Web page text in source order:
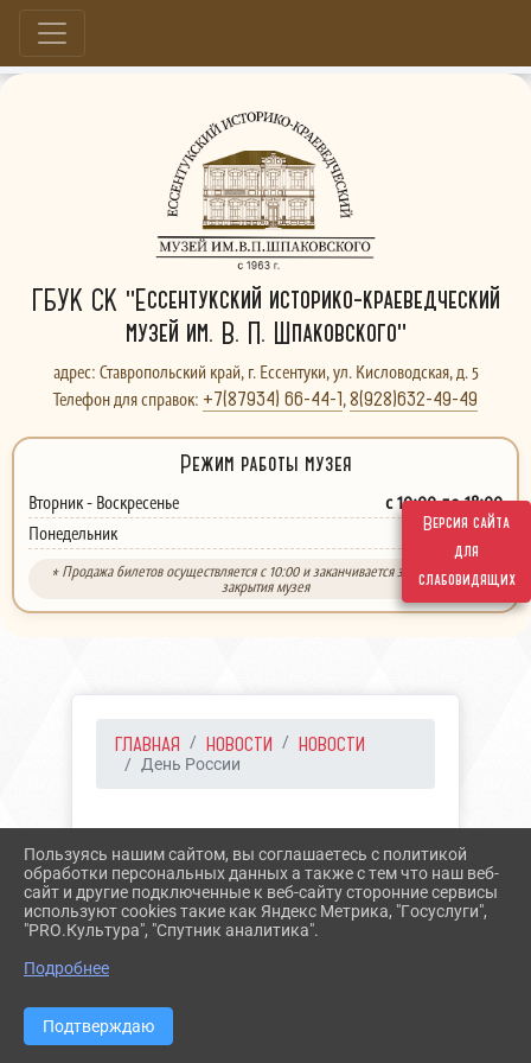
Версия сайта
для
слабовидящих
Больше, чем музей...
ГБУК СК "Ессентукский историко-краеведческий
музей им. В. П. Шпаковского"
адрес: Ставропольский край, г. Ессентуки, ул. Кисловодская, д. 5
Телефон для справок: +7(87934) 66-44-1,8(928)632-49-49
Режим работы музея
Вторник - Воскресенье с 10:00 до 18:00
Понедельник выходной
* Продажа билетов осуществляется с 10:00 и заканчивается за 30 минут до
закрытия музея
ГЛАВНАЯ НОВОСТИ НОВОСТИ
День России
ДЕНЬ РОССИИ
Пользуясь нашим сайтом, вы соглашаетесь с политикой
обработки персональных данных а также с тем что наш веб-
сайт и другие подключенные к веб-сайту сторонние сервисы
используют cookies такие как Яндекс Метрика, "Госуслуги",
"PRO.Культура", "Спутник аналитика".
Подробнее
Подтверждаю